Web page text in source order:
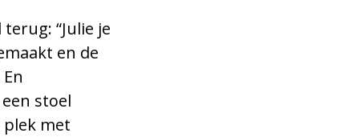
“Julie je
en de
stoel
met